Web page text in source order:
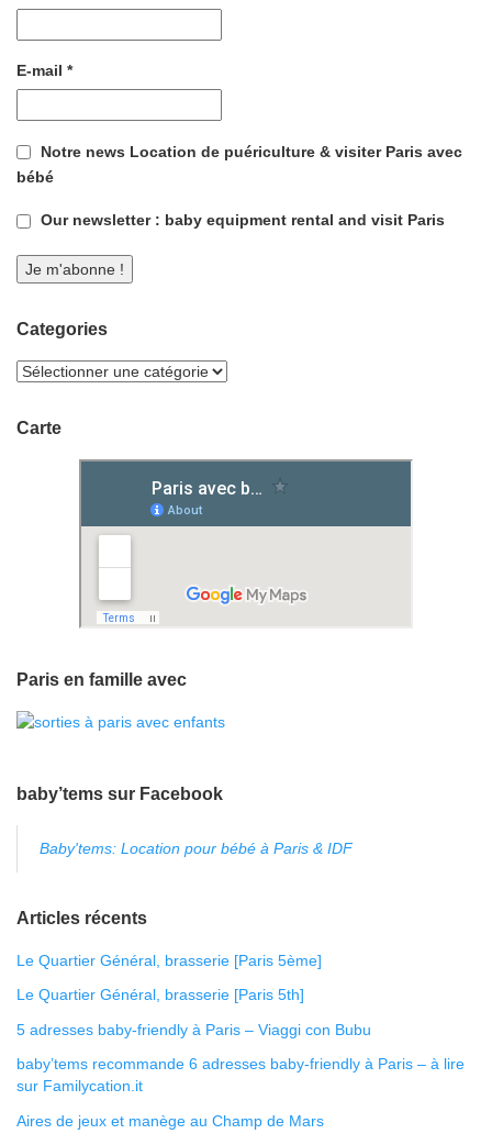
E-mail *
Notre news Location de puériculture & visiter Paris avec
bébé
Our newsletter : baby equipment rental and visit Paris
Categories
Carte
Paris en famille avec
baby’tems sur Facebook
Baby'tems: Location pour bébé à Paris & IDF
Articles récents
Le Quartier Général, brasserie [Paris 5ème]
Le Quartier Général, brasserie [Paris 5th]
5 adresses baby-friendly à Paris – Viaggi con Bubu
baby’tems recommande 6 adresses baby-friendly à Paris – à lire
sur Familycation.it
Aires de jeux et manège au Champ de Mars